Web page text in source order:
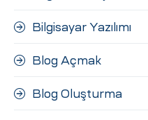
Bilgisayar Yazılımı
Blog Açmak
Blog Oluşturma